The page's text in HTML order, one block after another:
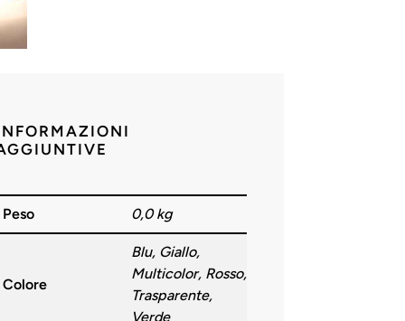
Peso 0,0 kg
Colore
Blu, Giallo,
Multicolor, Rosso,
Trasparente,
Verde